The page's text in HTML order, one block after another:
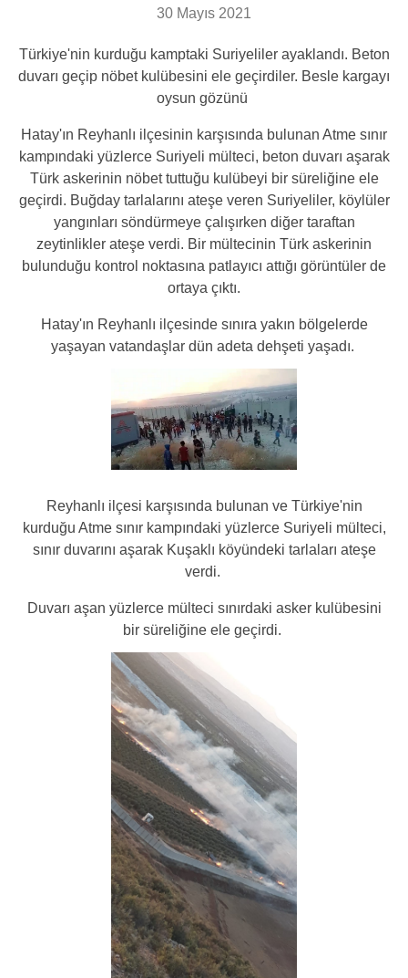
30 Mayıs 2021
Türkiye'nin kurduğu kamptaki Suriyeliler ayaklandı. Beton
duvarı geçip nöbet kulübesini ele geçirdiler. Besle kargayı
oysun gözünü
Hatay'ın Reyhanlı ilçesinin karşısında bulunan Atme sınır
kampındaki yüzlerce Suriyeli mülteci, beton duvarı aşarak
Türk askerinin nöbet tuttuğu kulübeyi bir süreliğine ele
geçirdi. Buğday tarlalarını ateşe veren Suriyeliler, köylüler
yangınları söndürmeye çalışırken diğer taraftan
zeytinlikler ateşe verdi. Bir mültecinin Türk askerinin
bulunduğu kontrol noktasına patlayıcı attığı görüntüler de
ortaya çıktı.
Hatay'ın Reyhanlı ilçesinde sınıra yakın bölgelerde
yaşayan vatandaşlar dün adeta dehşeti yaşadı.
Reyhanlı ilçesi karşısında bulunan ve Türkiye'nin
kurduğu Atme sınır kampındaki yüzlerce Suriyeli mülteci,
sınır duvarını aşarak Kuşaklı köyündeki tarlaları ateşe
verdi.
Duvarı aşan yüzlerce mülteci sınırdaki asker kulübesini
bir süreliğine ele geçirdi.